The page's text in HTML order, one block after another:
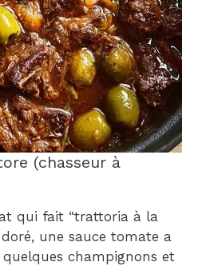
(chasseur à
qui fait “trattoria à la
une sauce tomate a
champignons et